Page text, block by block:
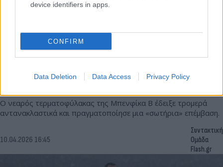
device identifiers in apps.
CONFIRM
Data Deletion Data Access Privacy Policy
Πορτογαλία: 19χρονος τερματοφύλακας
«εκτοξεύτηκε» και έσωσε την ομαδα του από
Ο νεαρός τερματοφύλακας της Μπενφίκα Β έδειξε τρομερά
αντανακλαστικά και πραγματοποίησε μια «σωτήρια» επέμβαση.
10.04.2026 16:45
Συντακτική
Ομάδα
Flash.gr